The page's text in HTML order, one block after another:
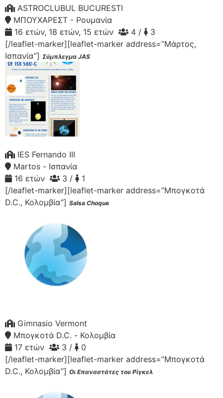
ASTROCLUBUL BUCURESTI
ΜΠΟΥΧΑΡΕΣΤ - Ρουμανία
16 ετών, 18 ετών, 15 ετών
4 /
3
[/leaflet-marker][leaflet-marker address=”Μάρτος,
Ισπανία”] Σύμπλεγμα JAS
IES Fernando III
Martos - Ισπανία
16 ετών
3 /
1
[/leaflet-marker][leaflet-marker address=”Μπογκοτά
D.C., Κολομβία”] Salsa Choque
Gimnasio Vermont
Μπογκοτά D.C. - Κολομβία
17 ετών
3 /
0
[/leaflet-marker][leaflet-marker address=”Μπογκοτά
D.C., Κολομβία”] Οι Επαναστάτες του Ρίγκελ